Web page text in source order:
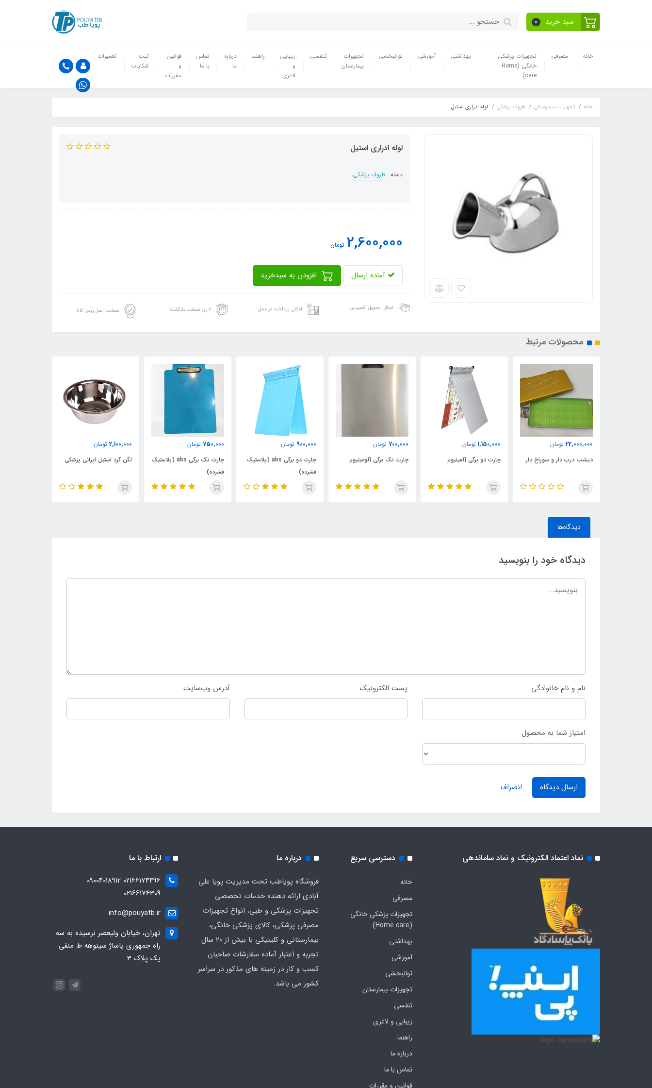
سبد خرید 0
خانه مصرفی
تجهیزات پزشکی
خانگی (Home
care)
بهداشتی آموزشی توانبخشی
تجهیزات
بیمارستان
تنفسی
زیبایی
و
لاغری
راهنما
درباره
ما
تماس
با ما
قوانین
و
مقررات
ثبت
شکایات
تعمیرات
خانه تجهیزات بیمارستان ظروف پزشکی لوله ادراری استیل
لوله ادراری استیل
دسته : ظروف پزشکی
2,600,000 تومان
آماده ارسال
امکان تحویل اکسپرس امکان پرداخت در محل ۷ روز ضمانت بازگشت ضمانت اصل بودن کالا
محصولات مرتبط
22,000,000 تومان
دیشب درب دار و سوراخ دار
1,150,000 تومان
چارت دو برگی آلمینیوم
700,000 تومان
چارت تک برگی آلومینیوم
900,000 تومان
چارت دو برگی abs (پلاستیک
فشرده)
750,000 تومان
چارت تک برگی abs (پلاستیک
فشرده)
2,100,000 تومان
لگن گرد استیل ایرانی پزشکی
دیدگاه‌ها
دیدگاه خود را بنویسید
نام و نام خانوادگی پست الکترونیک آدرس وب‌سایت
امتیاز شما به محصول
ارسال دیدگاه انصراف
نماد اعتماد الکترونیک و نماد ساماندهی دسترسی سریع
خانه
مصرفی
تجهیزات پزشکی خانگی
(Home care)
بهداشتی
آموزشی
توانبخشی
تجهیزات بیمارستان
تنفسی
زیبایی و لاغری
راهنما
درباره ما
تماس با ما
قوانین و مقررات
درباره ما
فروشگاه پویاطب تحت مدیریت پویا علی
آبادی ارائه دهنده خدمات تخصصی
تجهیزات پزشکی و طبی، انواع تجهیزات
مصرفی پزشکی، کالای پزشکی خانگی،
بیمارستانی و کلینیکی با بیش از 20 سال
تجربه و اعتبار آماده سفارشات صاحبان
کسب و کار در زمینه های مذکور در سراسر
کشور می باشد.
ارتباط با ما
02166174496 09004018912
02166174309
info@pouyatb.ir
تهران، خیابان ولیعصر نرسیده به سه
راه جمهوری پاساژ سینوهه ط منفی
یک پلاک 3